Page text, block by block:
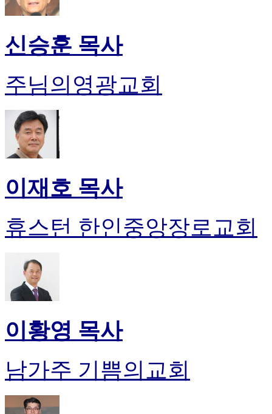
신승훈 목사
주님의영광교회
이재호 목사
휴스턴 한인중앙장로교회
이황영 목사
남가주 기쁨의교회